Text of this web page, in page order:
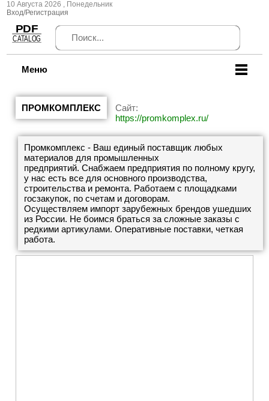
10 Августа 2026 , Понедельник
Вход/Регистрация
Меню
ПРОМКОМПЛЕКС
Сайт:
https://promkomplex.ru/
Промкомплекс - Ваш единый поставщик любых
материалов для промышленных
предприятий. Снабжаем предприятия по полному кругу,
у нас есть все для основного производства,
строительства и ремонта. Работаем с площадками
госзакупок, по счетам и договорам.
Осуществляем импорт зарубежных брендов ушедших
из России. Не боимся браться за сложные заказы с
редкими артикулами. Оперативные поставки, четкая
работа.